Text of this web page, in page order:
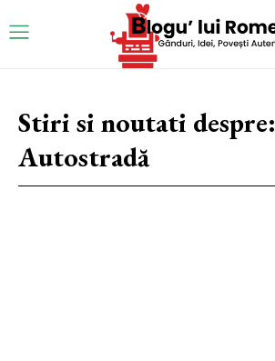
Stiri si noutati despre:
Autostradă